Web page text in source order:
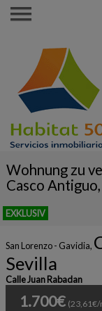
Wohnung zu
Casco
EXKLUSIV
San Lorenzo - Gavidia,
Sevilla
Calle Juan Rabadan
1.700€ (23,61€/